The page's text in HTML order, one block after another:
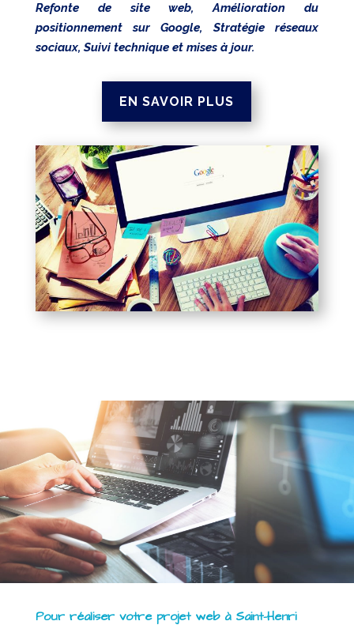
Refonte de site web, Amélioration du
positionnement sur Google, Stratégie réseaux
sociaux, Suivi technique et mises à jour.
EN SAVOIR PLUS
Pour réaliser votre projet web à Saint-Henri